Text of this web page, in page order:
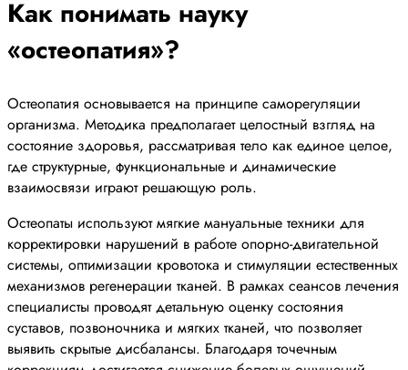
Как понимать науку
«остеопатия»?
Остеопатия основывается на принципе саморегуляции
организма. Методика предполагает целостный взгляд на
состояние здоровья, рассматривая тело как единое целое,
где структурные, функциональные и динамические
взаимосвязи играют решающую роль.
Остеопаты используют мягкие мануальные техники для
корректировки нарушений в работе опорно-двигательной
системы, оптимизации кровотока и стимуляции естественных
механизмов регенерации тканей. В рамках сеансов лечения
специалисты проводят детальную оценку состояния
суставов, позвоночника и мягких тканей, что позволяет
выявить скрытые дисбалансы. Благодаря точечным